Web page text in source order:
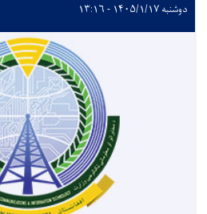
دوشنبه ۱۴۰۵/۱/۱۷ - ۱۳:۱۶